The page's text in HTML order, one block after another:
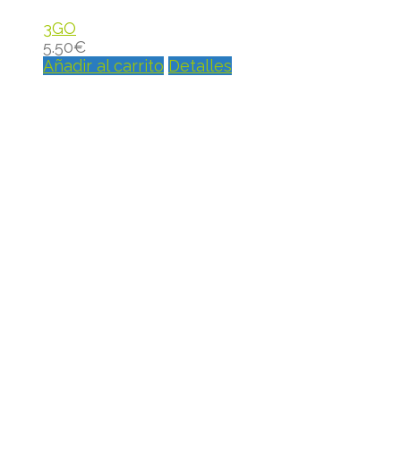
3GO
5.50€
Añadir al carrito Detalles